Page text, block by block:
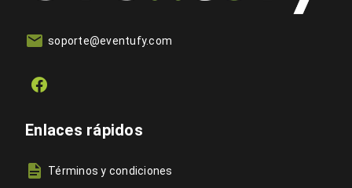
soporte@eventufy.com
Enlaces rápidos
Términos y condiciones